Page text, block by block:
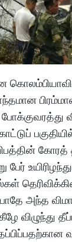
பேர்
அந்த
விழுந்து